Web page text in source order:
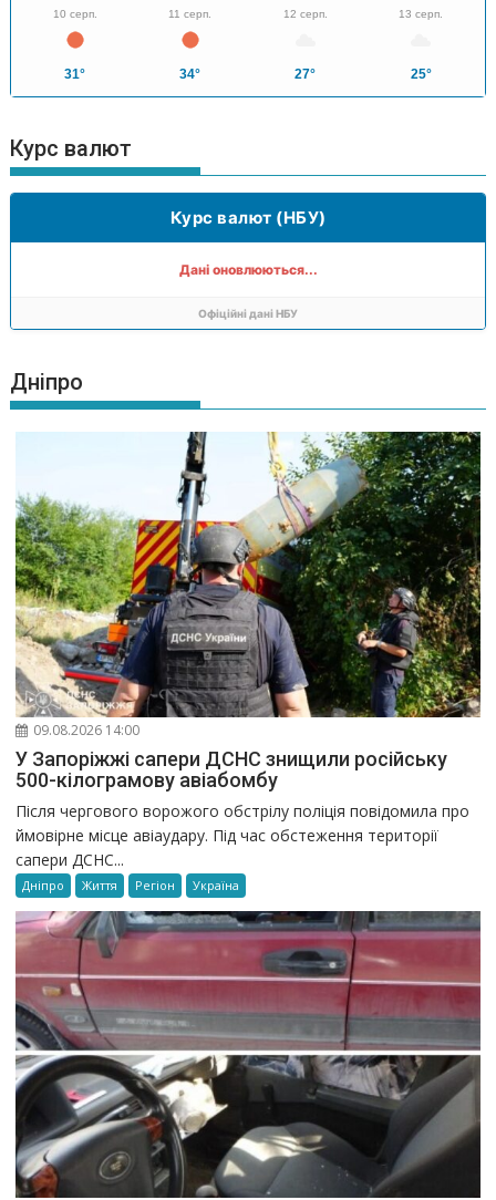
10 серп.
31°
11 серп.
34°
12 серп.
27°
13 серп.
25°
Курс валют
Курс валют (НБУ)
Дані оновлюються...
Офіційні дані НБУ
Дніпро
09.08.2026 14:00
У Запоріжжі сапери ДСНС знищили російську
500-кілограмову авіабомбу
Після чергового ворожого обстрілу поліція повідомила про
ймовірне місце авіаудару. Під час обстеження території
сапери ДСНС...
Дніпро Життя Регіон Україна